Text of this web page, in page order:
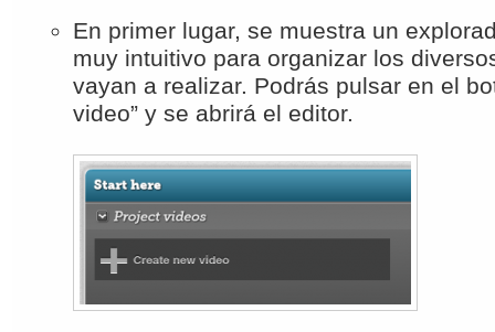
En primer lugar, se muestra un
muy intuitivo para organizar los
vayan a realizar. Podrás pulsar en el
video” y se abrirá el editor.